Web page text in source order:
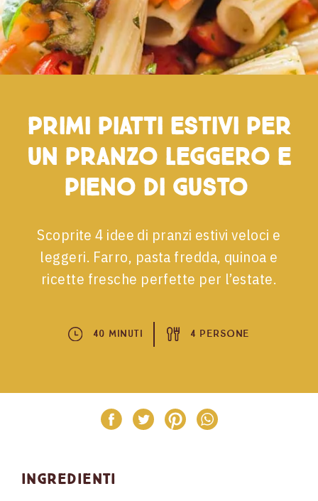
di
gusto
Primi piatti estivi per
un pranzo leggero e
pieno di gusto
Scoprite 4 idee di pranzi estivi veloci e
leggeri. Farro, pasta fredda, quinoa e
ricette fresche perfette per l’estate.
40 Minuti 4 Persone
Ingredienti